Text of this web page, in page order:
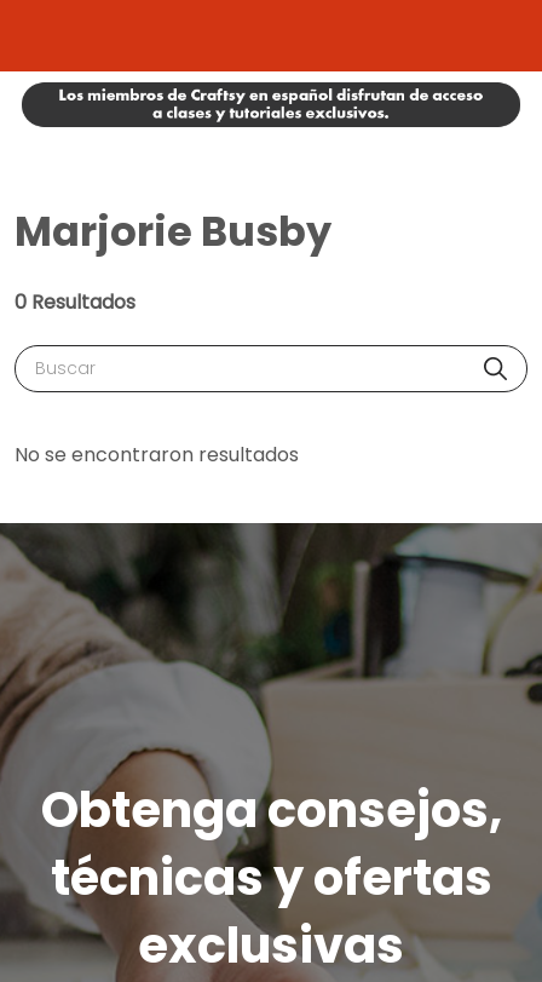
Marjorie Busby
0 Resultados
Buscar
No se encontraron resultados
Obtenga consejos,
técnicas y ofertas
exclusivas